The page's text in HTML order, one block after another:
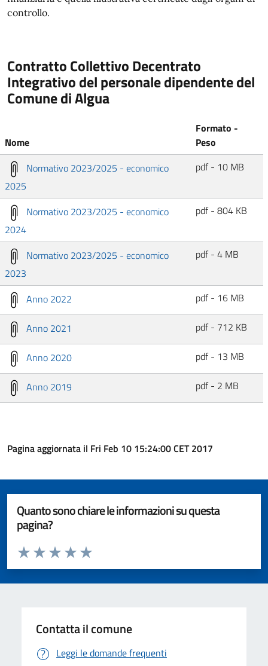
controllo.
Contratto Collettivo Decentrato
Integrativo del personale dipendente del
Comune di Algua
Nome
Formato -
Peso
Normativo 2023/2025 - economico
2025
pdf - 10 MB
Normativo 2023/2025 - economico
2024
pdf - 804 KB
Normativo 2023/2025 - economico
2023
pdf - 4 MB
Anno 2022 pdf - 16 MB
Anno 2021 pdf - 712 KB
Anno 2020 pdf - 13 MB
Anno 2019 pdf - 2 MB
Pagina aggiornata il Fri Feb 10 15:24:00 CET 2017
Quanto sono chiare le informazioni su questa
pagina?
Valuta da 1 a 5 stelle la pagina
Valuta 5 stelle su 5
Valuta 4 stelle su 5
Valuta 3 stelle su 5
Valuta 2 stelle su 5
Valuta 1 stelle su 5
Contatta il comune
Leggi le domande frequenti